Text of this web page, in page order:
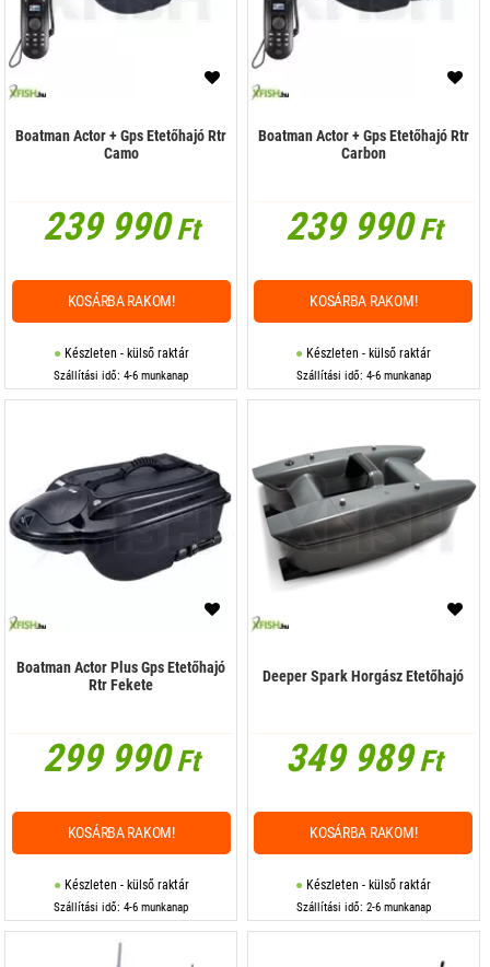
Boatman Actor + Gps Etetőhajó Rtr
Camo
239 990Ft
Készleten - külső raktár
Szállítási idő: 4-6 munkanap
KOSÁRBA RAKOM!
Boatman Actor + Gps Etetőhajó Rtr
Carbon
239 990Ft
Készleten - külső raktár
Szállítási idő: 4-6 munkanap
KOSÁRBA RAKOM!
Boatman Actor Plus Gps Etetőhajó
Rtr Fekete
299 990Ft
Készleten - külső raktár
Szállítási idő: 4-6 munkanap
KOSÁRBA RAKOM!
Deeper Spark Horgász Etetőhajó
349 989Ft
Készleten - külső raktár
Szállítási idő: 2-6 munkanap
KOSÁRBA RAKOM!